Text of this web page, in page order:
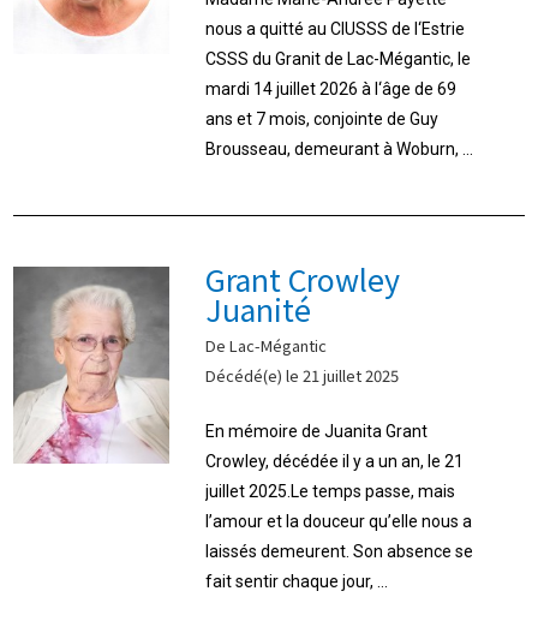
nous a quitté au CIUSSS de l‘Estrie
CSSS du Granit de Lac-Mégantic, le
mardi 14 juillet 2026 à l‘âge de 69
ans et 7 mois, conjointe de Guy
Brousseau, demeurant à Woburn, ...
Grant Crowley
Juanité
De Lac-Mégantic
Décédé(e) le 21 juillet 2025
En mémoire de Juanita Grant
Crowley, décédée il y a un an, le 21
juillet 2025.Le temps passe, mais
l’amour et la douceur qu’elle nous a
laissés demeurent. Son absence se
fait sentir chaque jour, ...